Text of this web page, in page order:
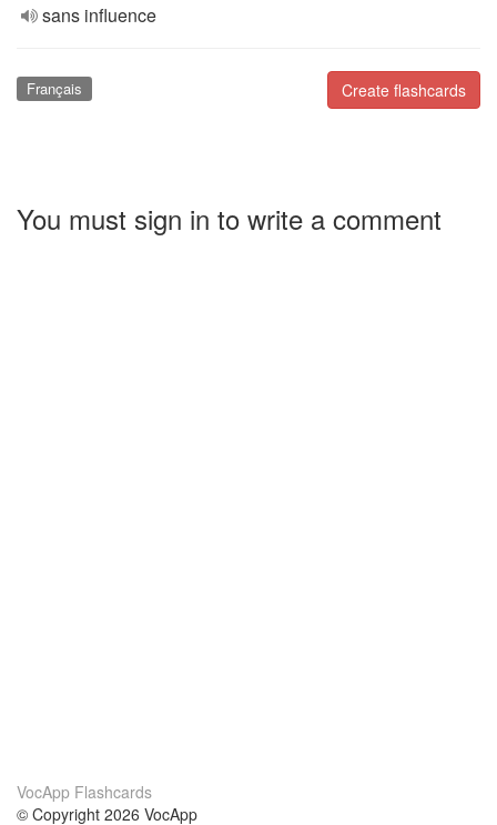
sans influence
Create flashcards
Français
You must sign in to write a comment
VocApp Flashcards
© Copyright 2026 VocApp